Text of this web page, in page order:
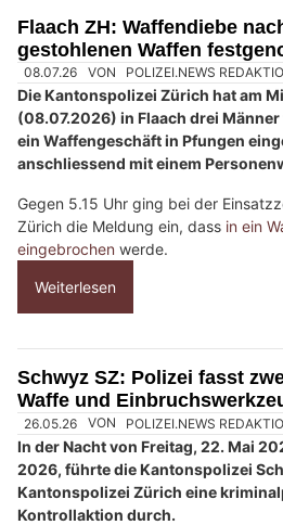
e
n
s
c
h
?
D
a
n
w
h
l
e
n
S
i
e
Flaach ZH: Waffendiebe
gestohlenen Waffen
08.07.26 VON POLIZEI.NEWS
Die Kantonspolizei Zürich hat am
(08.07.2026) in Flaach drei
ein Waffengeschäft in Pfungen
anschliessend mit einem
Gegen 5.15 Uhr ging bei der
Zürich die Meldung ein, dass in ein
eingebrochen werde.
Weiterlesen
Schwyz SZ: Polizei fasst
Waffe und